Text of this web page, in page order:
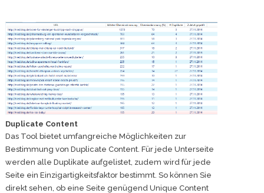
Duplicate Content
Das Tool bietet umfangreiche Möglichkeiten zur
Bestimmung von Duplicate Content. Für jede Unterseite
werden alle Duplikate aufgelistet, zudem wird für jede
Seite ein Einzigartigkeitsfaktor bestimmt. So können Sie
direkt sehen, ob eine Seite genügend Unique Content